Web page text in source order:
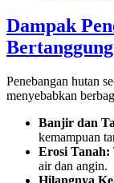
Dampak
Penebangan hutan
menyebabkan
Banjir dan
kemampuan
Erosi Tanah:
air dan angin.
Hilangnya